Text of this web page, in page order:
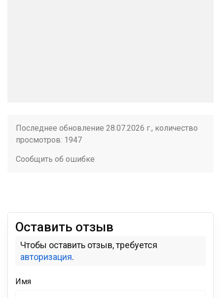
Последнее обновление 28.07.2026 г., количество
просмотров: 1947
Сообщить об ошибке
Оставить отзыв
Чтобы оставить отзыв, требуется
авторизация.
Имя